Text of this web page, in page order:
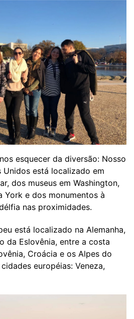
esquecer da diversão: Nosso
Unidos está localizado em
dos museus em Washington,
York e dos monumentos à
nas proximidades.
está localizado na Alemanha,
da Eslovênia, entre a costa
Croácia e os Alpes do
européias: Veneza,